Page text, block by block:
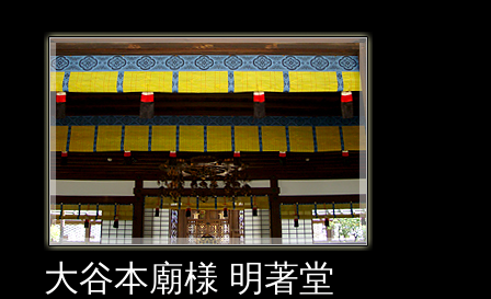
大谷本廟様 明著堂